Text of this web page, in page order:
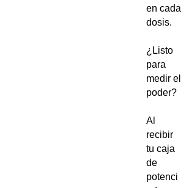
en cada
dosis.
¿Listo
para
medir el
poder?
Al
recibir
tu caja
de
potenci